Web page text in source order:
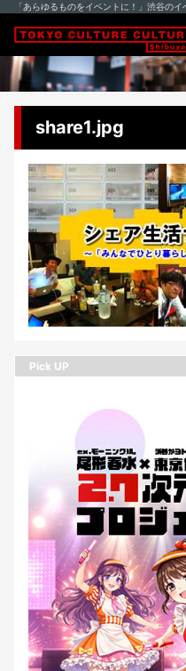
「あらゆるものをイベントに！」渋谷の
share1.jpg
Pick UP